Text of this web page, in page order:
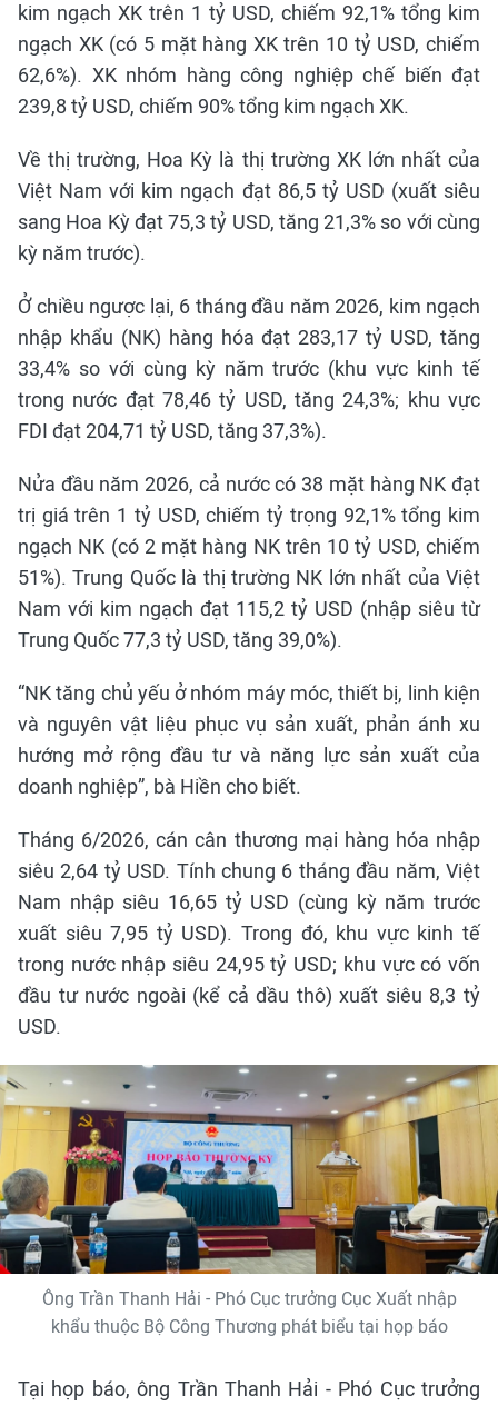
kim ngạch XK trên 1 tỷ USD, chiếm 92,1% tổng kim
ngạch XK (có 5 mặt hàng XK trên 10 tỷ USD, chiếm
62,6%). XK nhóm hàng công nghiệp chế biến đạt
239,8 tỷ USD, chiếm 90% tổng kim ngạch XK.
Về thị trường, Hoa Kỳ là thị trường XK lớn nhất của
Việt Nam với kim ngạch đạt 86,5 tỷ USD (xuất siêu
sang Hoa Kỳ đạt 75,3 tỷ USD, tăng 21,3% so với cùng
kỳ năm trước).
Ở chiều ngược lại, 6 tháng đầu năm 2026, kim ngạch
nhập khẩu (NK) hàng hóa đạt 283,17 tỷ USD, tăng
33,4% so với cùng kỳ năm trước (khu vực kinh tế
trong nước đạt 78,46 tỷ USD, tăng 24,3%; khu vực
FDI đạt 204,71 tỷ USD, tăng 37,3%).
Nửa đầu năm 2026, cả nước có 38 mặt hàng NK đạt
trị giá trên 1 tỷ USD, chiếm tỷ trọng 92,1% tổng kim
ngạch NK (có 2 mặt hàng NK trên 10 tỷ USD, chiếm
51%). Trung Quốc là thị trường NK lớn nhất của Việt
Nam với kim ngạch đạt 115,2 tỷ USD (nhập siêu từ
Trung Quốc 77,3 tỷ USD, tăng 39,0%).
“NK tăng chủ yếu ở nhóm máy móc, thiết bị, linh kiện
và nguyên vật liệu phục vụ sản xuất, phản ánh xu
hướng mở rộng đầu tư và năng lực sản xuất của
doanh nghiệp”, bà Hiền cho biết.
Tháng 6/2026, cán cân thương mại hàng hóa nhập
siêu 2,64 tỷ USD. Tính chung 6 tháng đầu năm, Việt
Nam nhập siêu 16,65 tỷ USD (cùng kỳ năm trước
xuất siêu 7,95 tỷ USD). Trong đó, khu vực kinh tế
trong nước nhập siêu 24,95 tỷ USD; khu vực có vốn
đầu tư nước ngoài (kể cả dầu thô) xuất siêu 8,3 tỷ
USD.
Ông Trần Thanh Hải - Phó Cục trưởng Cục Xuất nhập
khẩu thuộc Bộ Công Thương phát biểu tại họp báo
Tại họp báo, ông Trần Thanh Hải - Phó Cục trưởng